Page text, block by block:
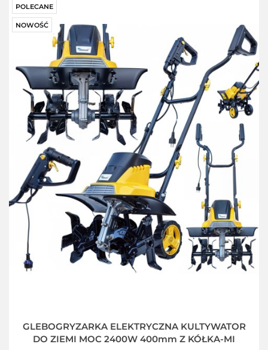
POLECANE
NOWOŚĆ
GLEBOGRYZARKA ELEKTRYCZNA KULTYWATOR
DO ZIEMI MOC 2400W 400mm Z KÓŁKA-MI